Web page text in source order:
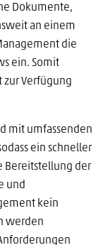
Dokumente,
an einem
die
ein. Somit
zur Verfügung
mit umfassenden
ein schneller
Bereitstellung der
und
kein
werden